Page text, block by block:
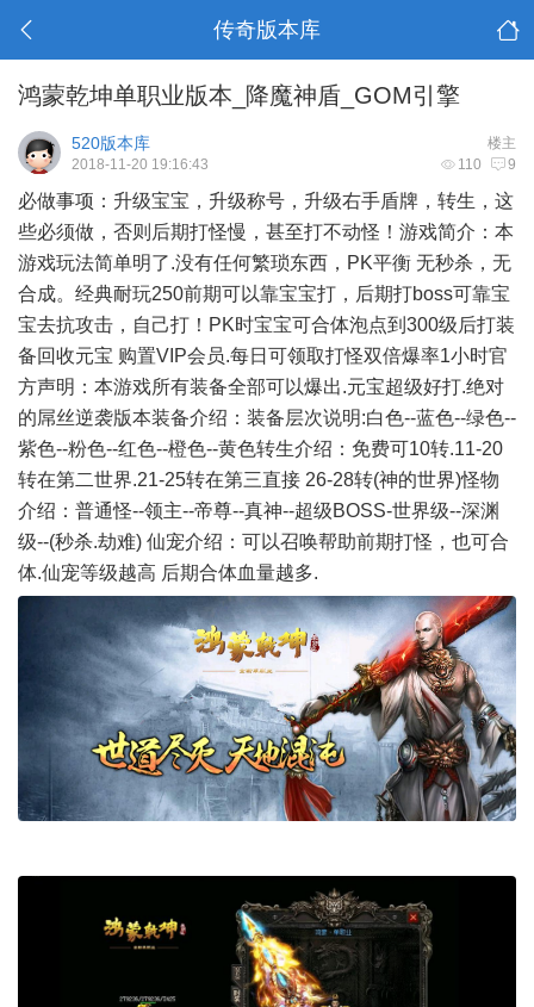
传奇版本库
鸿蒙乾坤单职业版本_降魔神盾_GOM引擎
楼主
520版本库
110 9
2018-11-20 19:16:43
必做事项：升级宝宝，升级称号，升级右手盾牌，转生，这
些必须做，否则后期打怪慢，甚至打不动怪！游戏简介：本
游戏玩法简单明了.没有任何繁琐东西，PK平衡 无秒杀，无
合成。经典耐玩250前期可以靠宝宝打，后期打boss可靠宝
宝去抗攻击，自己打！PK时宝宝可合体泡点到300级后打装
备回收元宝 购置VIP会员.每日可领取打怪双倍爆率1小时官
方声明：本游戏所有装备全部可以爆出.元宝超级好打.绝对
的屌丝逆袭版本装备介绍：装备层次说明:白色--蓝色--绿色--
紫色--粉色--红色--橙色--黄色转生介绍：免费可10转.11-20
转在第二世界.21-25转在第三直接 26-28转(神的世界)怪物
介绍：普通怪--领主--帝尊--真神--超级BOSS-世界级--深渊
级--(秒杀.劫难) 仙宠介绍：可以召唤帮助前期打怪，也可合
体.仙宠等级越高 后期合体血量越多.